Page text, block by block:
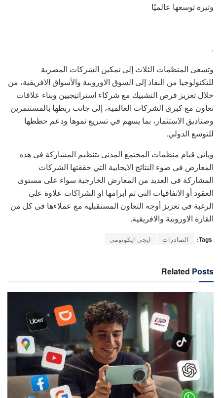
وتيرة توسعها عالميًا
.
وتسعى المنظمات الثلاث إلى تمكين الشركات المصرية
للتكنولوجيا من النفاذ إلى السوق الاوروبية والأسواق الافريقية، من
خلال تعزيز فرص التشبيك مع شركاء استراتيجيين وبناء علاقات
تعاون مع كبرى الشركات العالمية، إلى جانب ربطها بالمستثمرين
وصناديق الاستثمار، بما يسهم في تسريع نموها ودعم خططها
للتوسع الدولي.
وياتى قيام منظمات المجتمع المدنى بتنظيم المشاركة فى هذه
المعارض فى ضوء النتائج الايجابية التي حققتها الشركات
المشاركة فى العديد من المعارض الخارجية سواء على مستوى
العقود أو الاتفاقيات التى تم أبرامها او الشراكات علاوة على
الرغبة فى تعزيز أوجه التعاون المستقبلية مع عملاءها فى كل من
القارة الاوروبية والافريقية.
Tags: الصادرات ايجي ايكونومي
Related Posts